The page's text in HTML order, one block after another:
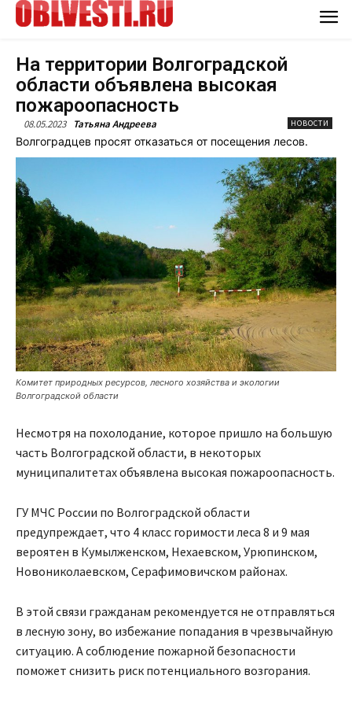
На территории Волгоградской
области объявлена высокая
пожароопасность
08.05.2023 Татьяна Андреева НОВОСТИ
Волгоградцев просят отказаться от посещения лесов.
Комитет природных ресурсов, лесного хозяйства и экологии
Волгоградской области
Несмотря на похолодание, которое пришло на большую
часть Волгоградской области, в некоторых
муниципалитетах объявлена высокая пожароопасность.
ГУ МЧС России по Волгоградской области
предупреждает, что 4 класс горимости леса 8 и 9 мая
вероятен в Кумылженском, Нехаевском, Урюпинском,
Новониколаевском, Серафимовичском районах.
В этой связи гражданам рекомендуется не отправляться
в лесную зону, во избежание попадания в чрезвычайную
ситуацию. А соблюдение пожарной безопасности
поможет снизить риск потенциального возгорания.